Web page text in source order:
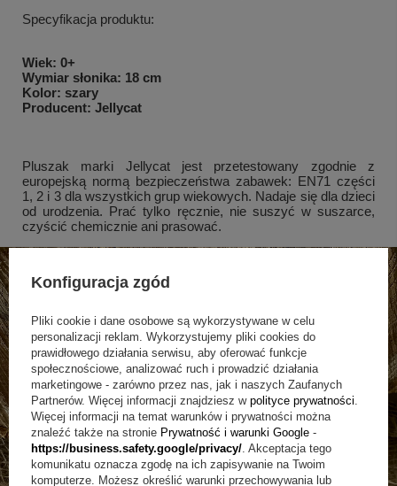
Specyfikacja produktu:
Wiek: 0+
Wymiar słonika: 18 cm
Kolor: szary
Producent: Jellycat
Pluszak marki Jellycat jest przetestowany zgodnie z
europejską normą bezpieczeństwa zabawek: EN71 części
1, 2 i 3 dla wszystkich grup wiekowych. Nadaje się dla dzieci
od urodzenia. Prać tylko ręcznie, nie suszyć w suszarce,
czyścić chemicznie ani prasować.
Konfiguracja zgód
Pliki cookie i dane osobowe są wykorzystywane w celu
personalizacji reklam. Wykorzystujemy pliki cookies do
prawidłowego działania serwisu, aby oferować funkcje
społecznościowe, analizować ruch i prowadzić działania
marketingowe - zarówno przez nas, jak i naszych Zaufanych
Partnerów. Więcej informacji znajdziesz w polityce prywatności.
Więcej informacji na temat warunków i prywatności można
znaleźć także na stronie Prywatność i warunki Google -
https://business.safety.google/privacy/. Akceptacja tego
komunikatu oznacza zgodę na ich zapisywanie na Twoim
komputerze. Możesz określić warunki przechowywania lub